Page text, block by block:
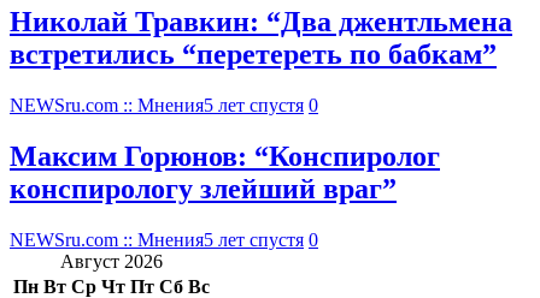
Николай Травкин: “Два джентльмена
встретились “перетереть по бабкам”
NEWSru.com :: Мнения5 лет спустя 0
Максим Горюнов: “Конспиролог
конспирологу злейший враг”
NEWSru.com :: Мнения5 лет спустя 0
Август 2026
Пн Вт Ср Чт Пт Сб Вс